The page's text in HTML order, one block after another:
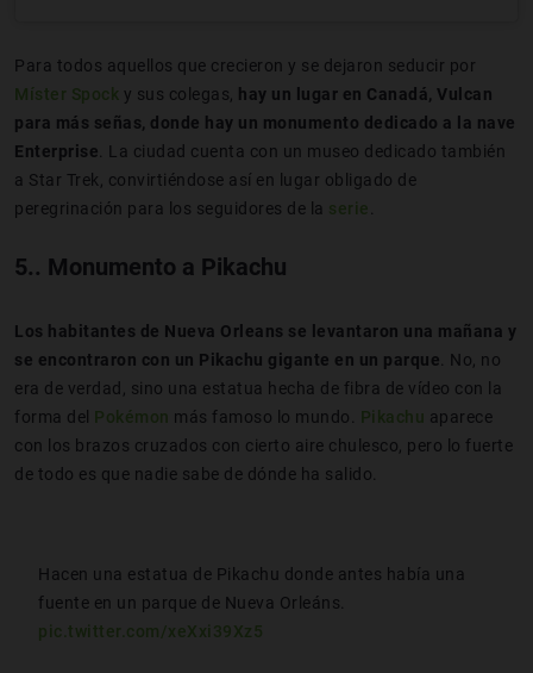
Para todos aquellos que crecieron y se dejaron seducir por
Míster Spock y sus colegas,
hay un lugar en Canadá, Vulcan
para más señas, donde hay un monumento dedicado a la nave
Enterprise . La ciudad cuenta con un museo dedicado también
a Star Trek, convirtiéndose así en lugar obligado de
peregrinación para los seguidores de la serie
5.. Monumento a Pikachu
Los habitantes de Nueva Orleans se levantaron una mañana y
se encontraron con un Pikachu gigante en un parque . No, no
era de verdad, sino una estatua hecha de fibra de vídeo con la
forma del Pokémon más famoso lo mundo. Pikachu aparece
con los brazos cruzados con cierto aire chulesco, pero lo fuerte
de todo es que nadie sabe de dónde ha salido.
Hacen una estatua de Pikachu donde antes había una
fuente en un parque de Nueva Orleáns.
pic.twitter.com/xeXxi39Xz5